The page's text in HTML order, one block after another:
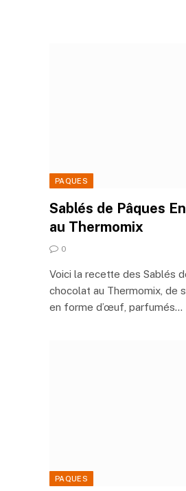
PAQUES
Sablés de Pâques
au Thermomix
0
Voici la recette des Sablés
chocolat au Thermomix, de
en forme d’œuf, parfumés…
PAQUES